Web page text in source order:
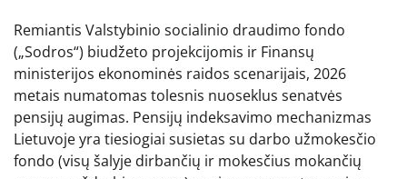
Remiantis Valstybinio socialinio draudimo fondo
(„Sodros“) biudžeto projekcijomis ir Finansų
ministerijos ekonominės raidos scenarijais, 2026
metais numatomas tolesnis nuoseklus senatvės
pensijų augimas. Pensijų indeksavimo mechanizmas
Lietuvoje yra tiesiogiai susietas su darbo užmokesčio
fondo (visų šalyje dirbančių ir mokesčius mokančių